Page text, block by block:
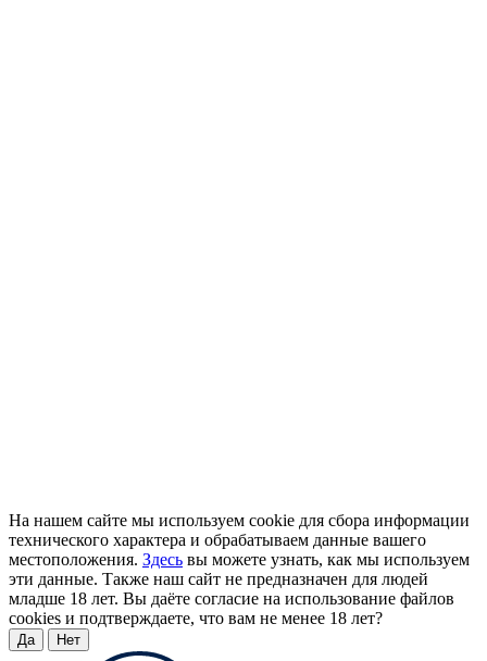
На нашем сайте мы используем cookie для сбора информации
технического характера и обрабатываем данные вашего
местоположения. Здесь вы можете узнать, как мы используем
эти данные. Также наш сайт не предназначен для людей
младше 18 лет. Вы даёте согласие на использование файлов
cookies и подтверждаете, что вам не менее 18 лет?
Да Нет